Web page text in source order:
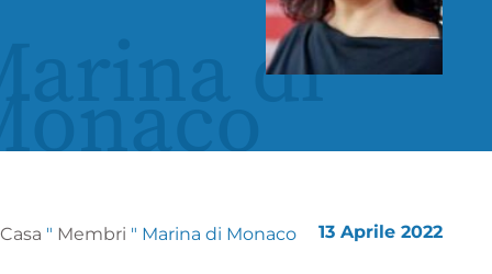
di
Casa " Membri " Marina di Monaco 13 Aprile 2022